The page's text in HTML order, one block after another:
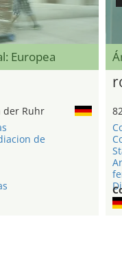
Europea
der Ruhr
de